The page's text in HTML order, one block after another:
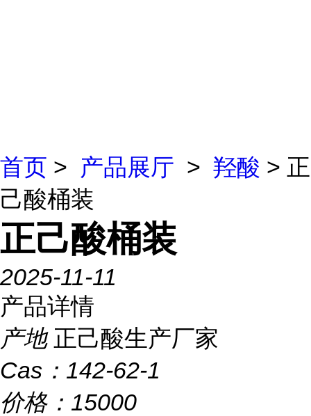
首页 > 产品展厅 > 羟酸 > 正
己酸桶装
正己酸桶装
2025-11-11
产品详情
产地 正己酸生产厂家
Cas： 142-62-1
价格： 15000